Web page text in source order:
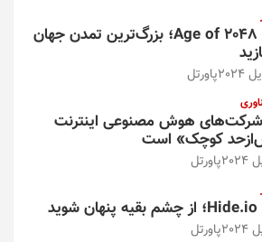
بازی/ Age of 2048؛ بزرگ‌ترین تمدن جهان
پاورتل
شرکت‌های هوش مصنوعی اینترنت
کوچک» است
پاورتل
پاورتل